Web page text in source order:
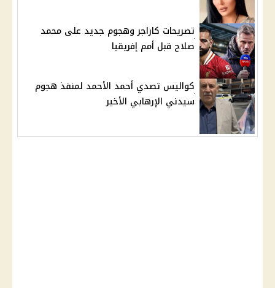
تصريحات كاراجر وهجوم جديد على محمد
صلاح قبل أمم إفريقيا
كواليس تصدي أحمد الأحمد لمنفذ هجوم
سيدني الإرهابي الأخير